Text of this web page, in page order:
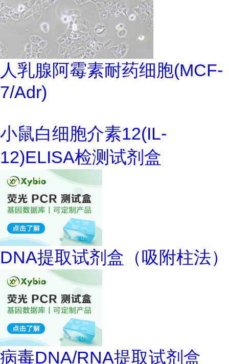
人乳腺阿霉素耐药细胞(MCF-
7/Adr)
小鼠白细胞介素12(IL-
12)ELISA检测试剂盒
DNA提取试剂盒（吸附柱法）
病毒DNA/RNA提取试剂盒